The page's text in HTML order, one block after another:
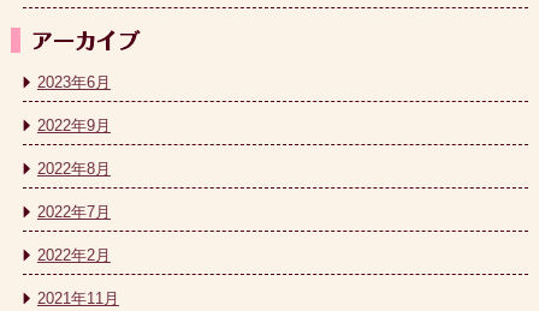
2023年6月
2022年9月
2022年8月
2022年7月
2022年2月
2021年11月